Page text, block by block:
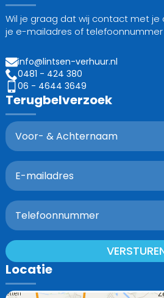
Wil je graag dat wij contact met je
je e-mailadres of
info@lintsen-verhuur.nl
0481 - 424 380
06 - 4644 3649
Terugbelverzoek
Locatie